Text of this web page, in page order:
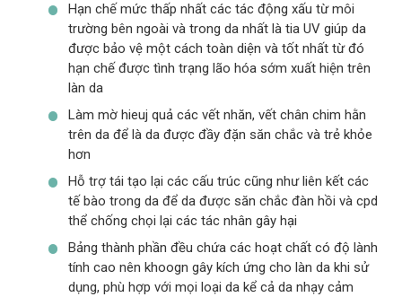
Hạn chế mức thấp nhất các tác động xấu từ môi
trường bên ngoài và trong da nhất là tia UV giúp da
được bảo vệ một cách toàn diện và tốt nhất từ đó
hạn chế được tình trạng lão hóa sớm xuất hiện trên
làn da
Làm mờ hieuj quả các vết nhăn, vết chân chim hằn
trên da để là da được đầy đặn săn chắc và trẻ khỏe
hơn
Hỗ trợ tái tạo lại các cấu trúc cũng như liên kết các
tế bào trong da để da được săn chắc đàn hồi và cpd
thể chống chọi lại các tác nhân gây hại
Bảng thành phần đều chứa các hoạt chất có độ lành
tính cao nên khoogn gây kích ứng cho làn da khi sử
dụng, phù hợp với mọi loại da kể cả da nhạy cảm